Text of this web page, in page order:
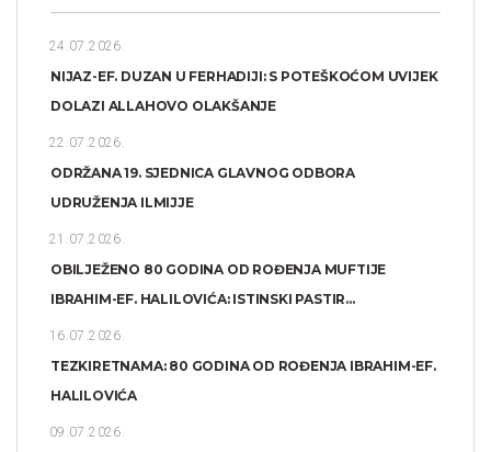
24.07.2026.
NIJAZ-EF. DUZAN U FERHADIJI: S POTEŠKOĆOM UVIJEK
DOLAZI ALLAHOVO OLAKŠANJE
22.07.2026.
ODRŽANA 19. SJEDNICA GLAVNOG ODBORA
UDRUŽENJA ILMIJJE
21.07.2026.
OBILJEŽENO 80 GODINA OD ROĐENJA MUFTIJE
IBRAHIM-EF. HALILOVIĆA: ISTINSKI PASTIR...
16.07.2026.
TEZKIRETNAMA: 80 GODINA OD ROĐENJA IBRAHIM-EF.
HALILOVIĆA
09.07.2026.